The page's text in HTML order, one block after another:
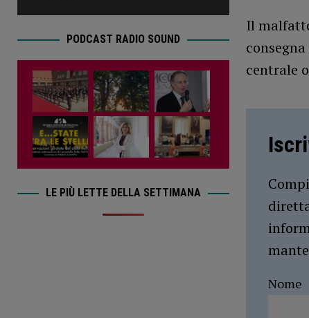
Il
centrale
Nome
PODCAST RADIO SOUND
LE PIÙ LETTE DELLA SETTIMANA